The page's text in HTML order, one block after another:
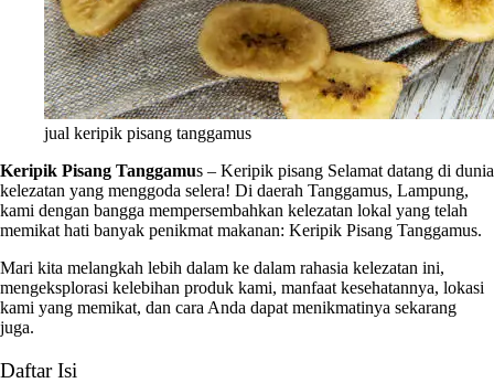
jual keripik pisang tanggamus
Keripik Pisang Tanggamus – Keripik pisang Selamat datang di dunia
kelezatan yang menggoda selera! Di daerah Tanggamus, Lampung,
kami dengan bangga mempersembahkan kelezatan lokal yang telah
memikat hati banyak penikmat makanan: Keripik Pisang Tanggamus.
Mari kita melangkah lebih dalam ke dalam rahasia kelezatan ini,
mengeksplorasi kelebihan produk kami, manfaat kesehatannya, lokasi
kami yang memikat, dan cara Anda dapat menikmatinya sekarang
juga.
Daftar Isi